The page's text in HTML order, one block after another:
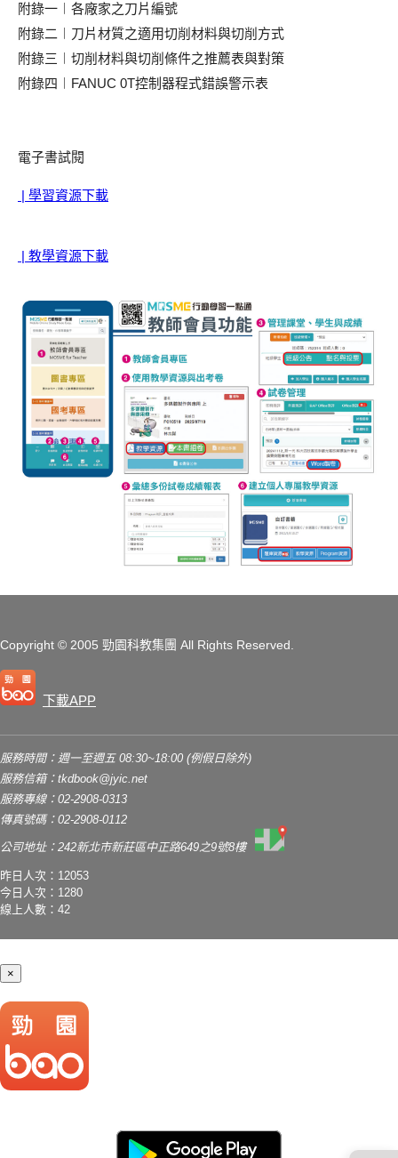
附錄一︱各廠家之刀片編號
附錄二︱刀片材質之適用切削材料與切削方式
附錄三︱切削材料與切削條件之推薦表與對策
附錄四︱FANUC 0T控制器程式錯誤警示表
電子書試閱
| 學習資源下載
| 教學資源下載
Copyright © 2005 勁園科教集團 All Rights Reserved.
下載APP
服務時間：週一至週五 08:30~18:00 (例假日除外)
服務信箱： tkdbook@jyic.net
服務專線：02-2908-0313
傳真號碼：02-2908-0112
公司地址：242新北市新莊區中正路649之9號8樓
昨日人次：12053
今日人次：1280
線上人數：42
×